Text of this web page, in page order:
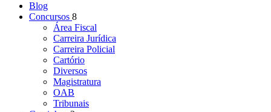
Blog
Concursos 8
Área Fiscal
Carreira Jurídica
Carreira Policial
Cartório
Diversos
Magistratura
OAB
Tribunais